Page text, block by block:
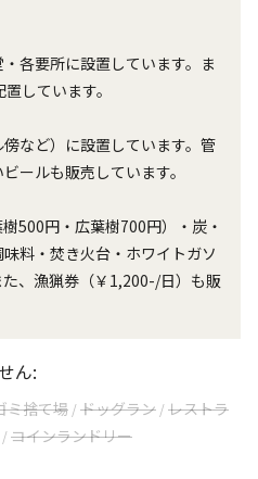
各要所に設置しています。ま
しています。
など）に設置しています。管
ールも販売しています。
500円・広葉樹700円）・炭・
料・焚き火台・ホワイトガソ
、漁猟券（￥1,200-/日）も販
ん:
ミ捨て場 /ドッグラン /レストラ
/コインランドリー